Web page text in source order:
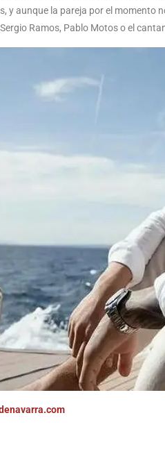
y aunque la pareja por el momento
Ramos, Pablo Motos o el